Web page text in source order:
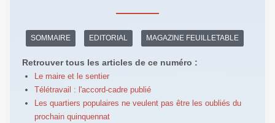
SOMMAIRE EDITORIAL MAGAZINE FEUILLETABLE
Retrouver tous les articles de ce numéro :
Le maire et le sentier
Télétravail : l'accord-cadre publié
Les quartiers populaires ne veulent pas être les oubliés du
prochain quinquennat